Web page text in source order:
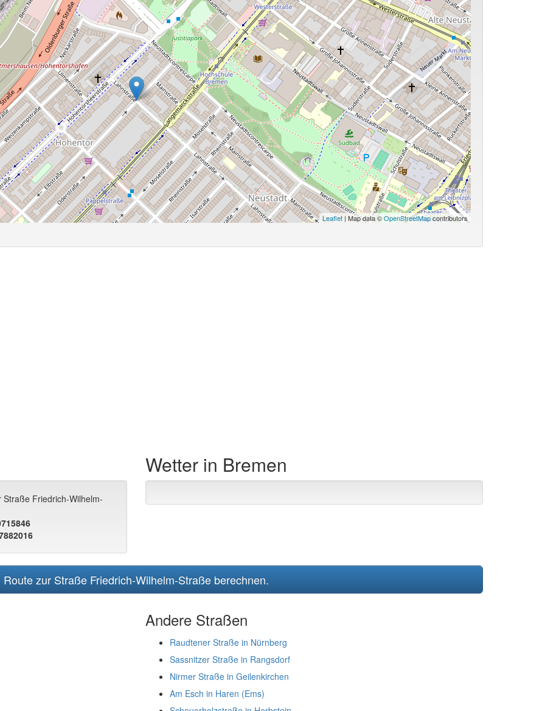
Leaflet | Map data ©OpenStreetMapcontributors
Friedrich-Wilhelm-
Wetter in Bremen
Route zur Straße Friedrich-Wilhelm-Straße berechnen.
Andere Straßen
Raudtener Straße in Nürnberg
Sassnitzer Straße in Rangsdorf
Nirmer Straße in Geilenkirchen
Am Esch in Haren (Ems)